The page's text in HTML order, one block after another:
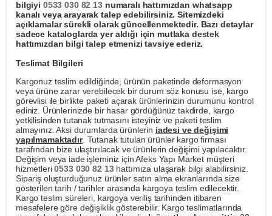
bilgiyi 0533 030 82 13numaralı hattımızdan whatsapp
kanalı veya arayarak talep edebilirsiniz. Sitemizdeki
açıklamalar sürekli olarak güncellenmektedir. Bazı detaylar
sadece kataloglarda yer aldığı için mutlaka destek
hattımızdan bilgi talep etmenizi tavsiye ederiz.
Teslimat Bilgileri
Kargonuz teslim edildiğinde, ürünün paketinde deformasyon
veya ürüne zarar verebilecek bir durum söz konusu ise, kargo
görevlisi ile birlikte paketi açarak ürünlerinizin durumunu kontrol
ediniz. Ürünlerinizde bir hasar gördüğünüz takdirde, kargo
yetkilisinden tutanak tutmasını isteyiniz ve paketi teslim
almayınız. Aksi durumlarda ürünlerin iadesi ve değişimi
yapılmamaktadır. Tutanak tutulan ürünler kargo firması
tarafından bize ulaştırılacak ve ürünlerin değişimi yapılacaktır.
Değişim veya iade işleminiz için Afeks Yapı Market müşteri
hizmetleri0533 030 82 13hattımıza ulaşarak bilgi alabilirsiniz.
Sipariş oluşturduğunuz ürünler satın alma ekranlarında size
gösterilen tarih / tarihler arasında kargoya teslim edilecektir.
Kargo teslim süreleri, kargoya veriliş tarihinden itibaren
mesafelere göre değişiklik gösterebilir. Kargo teslimatlarında